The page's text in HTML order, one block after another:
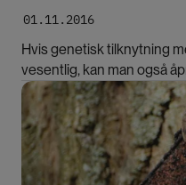
01.11.2016
Hvis genetisk tilknytning
vesentlig, kan man også
embryodonasjon, skriver
Bilde